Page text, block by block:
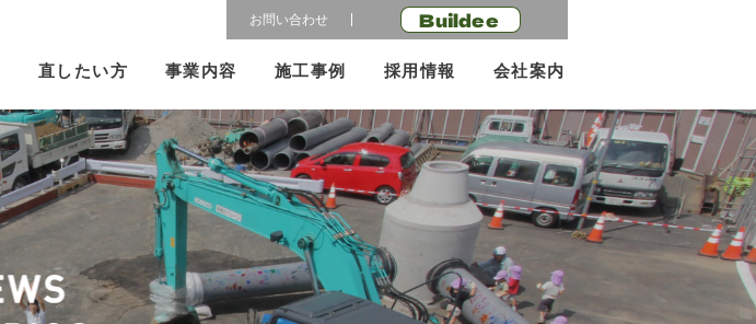
お問い合わせ Buildee
直したい方 事業内容 施工事例 採用情報 会社案内